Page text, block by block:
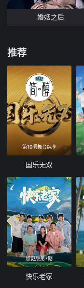
婚姻之后
推荐
第10期舞台纯享
国乐无双
加更版第7期
快乐老家